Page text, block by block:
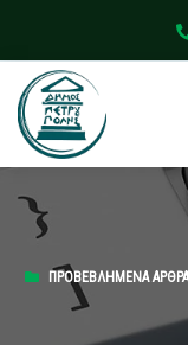
ΠΡΟΒΕΒΛΗΜΈΝΑ ΆΡΘΡΑ